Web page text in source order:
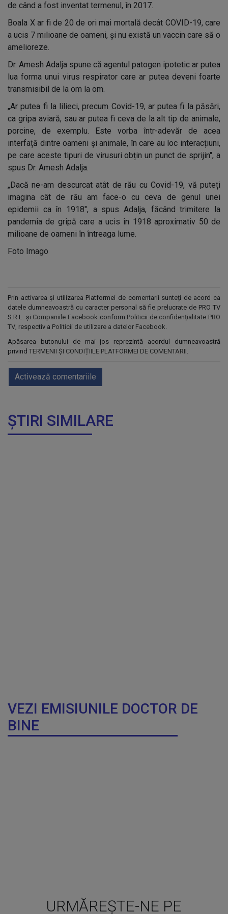
de când a fost inventat termenul, în 2017.
Boala X ar fi de 20 de ori mai mortală decât COVID-19, care
a ucis 7 milioane de oameni, și nu există un vaccin care să o
amelioreze.
Dr. Amesh Adalja spune că agentul patogen ipotetic ar putea
lua forma unui virus respirator care ar putea deveni foarte
transmisibil de la om la om.
„Ar putea fi la lilieci, precum Covid-19, ar putea fi la păsări,
ca gripa aviară, sau ar putea fi ceva de la alt tip de animale,
porcine, de exemplu. Este vorba într-adevăr de acea
interfață dintre oameni și animale, în care au loc interacțiuni,
pe care aceste tipuri de virusuri obțin un punct de sprijin", a
spus Dr. Amesh Adalja.
„Dacă ne-am descurcat atât de rău cu Covid-19, vă puteți
imagina cât de rău am face-o cu ceva de genul unei
epidemii ca în 1918", a spus Adalja, făcând trimitere la
pandemia de gripă care a ucis în 1918 aproximativ 50 de
milioane de oameni în întreaga lume.
Foto Imago
Prin activarea și utilizarea Platformei de comentarii sunteți de acord ca
datele dumneavoastră cu caracter personal să fie prelucrate de PRO TV
S.R.L. și Companiile Facebook conform Politicii de confidențialitate PRO
TV, respectiv a Politicii de utilizare a datelor Facebook.
Apăsarea butonului de mai jos reprezintă acordul dumneavoastră
privind TERMENII ȘI CONDIȚIILE PLATFORMEI DE COMENTARII.
Activează comentariile
ȘTIRI SIMILARE
VEZI EMISIUNILE DOCTOR DE
BINE
URMĂREȘTE-NE PE